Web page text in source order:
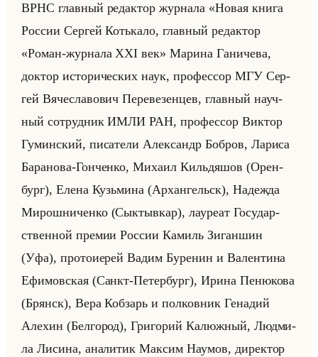
ВРНС глав­ный ре­дак­тор жур­на­ла «Новая книга
России Сергей Котькало, главный редактор
«Роман-журнала XXI век» Ма­ри­на Га­ни­че­ва,
док­тор ис­то­ри­че­ских наук, про­фес­сор МГУ Сер­
гей Вя­че­сла­во­вич Пе­ре­ве­зен­цев, глав­ный на­уч­
ный со­труд­ник ИМЛИ РАН, про­фес­сор Вик­тор
Гу­мин­ский, пи­са­те­ли Алек­сандр Боб­ров, Ла­ри­са
Ба­ра­но­ва-Гон­чен­ко, Ми­ха­ил Кильдя­шов (Орен­
бург), Елена Кузьми­на (Ар­хан­гельск), На­деж­да
Ми­рош­ни­чен­ко (Сык­тыв­кар), ла­уре­ат Го­су­дар­
ствен­ной пре­мии Рос­сии Ка­миль Зи­ган­шин
(Уфа), про­то­ие­рей Вадим Бу­ре­нин и Ва­лен­ти­на
Ефи­мов­ская (Санкт-Пе­тер­бург), Ирина Пе­ню­ко­ва
(Брянск), Вера Коб­зарь и пол­ков­ник Ге­на­дий
Але­хин (Бел­го­род), Гри­го­рий Ка­люж­ный, Люд­ми­
ла Ли­си­на, ана­ли­тик Мак­сим На­умов, ди­рек­тор